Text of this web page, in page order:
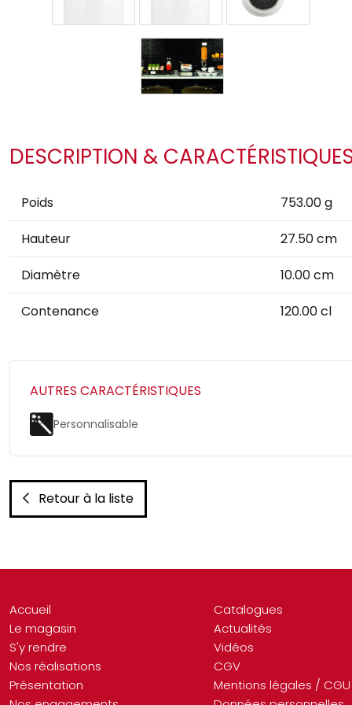
DESCRIPTION &
Poids
753.00 g
Hauteur
27.50 cm
Diamètre
10.00 cm
Contenance
120.00 cl
AUTRES CARACTÉRISTIQUES
Personnalisable
Retour à la liste
Accueil
Le magasin
S'y rendre
Nos réalisations
Présentation
Catalogues
Actualités
Vidéos
CGV
Mentions légales / CGU